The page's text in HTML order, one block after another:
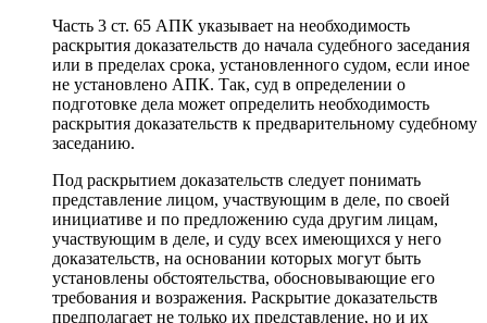
Часть 3 ст. 65 АПК указывает на необходимость
раскрытия доказательств до начала судебного заседания
или в пределах срока, установленного судом, если иное
не установлено АПК. Так, суд в определении о
подготовке дела может определить необходимость
раскрытия доказательств к предварительному судебному
заседанию.
Под раскрытием доказательств следует понимать
представление лицом, участвующим в деле, по своей
инициативе и по предложению суда другим лицам,
участвующим в деле, и суду всех имеющихся у него
доказательств, на основании которых могут быть
установлены обстоятельства, обосновывающие его
требования и возражения. Раскрытие доказательств
предполагает не только их представление, но и их